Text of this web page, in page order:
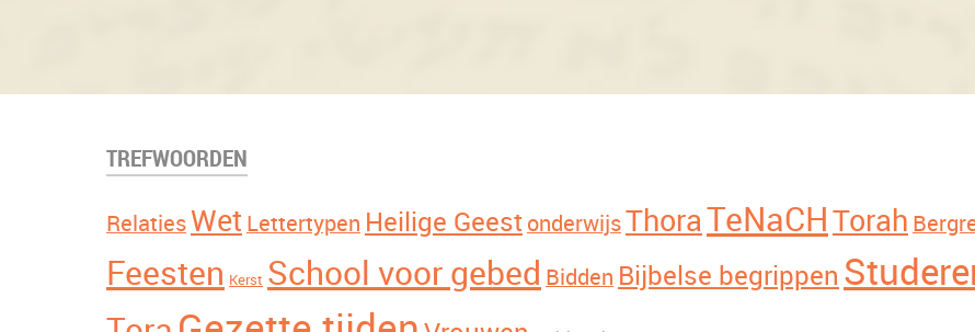
TREFWOORDEN
RelatiesWet Lettertypen Heilige Geest onderwijsThoraTeNaCHTorah
Feesten Kerst School voor gebed Bidden Bijbelse begrippen